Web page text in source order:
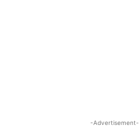
-Advertisement-